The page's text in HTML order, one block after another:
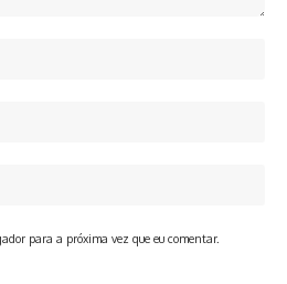
para a próxima vez que eu comentar.